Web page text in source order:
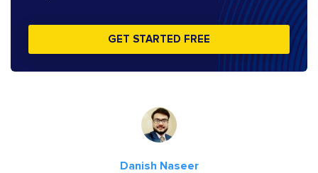
GET STARTED FREE
Danish Naseer